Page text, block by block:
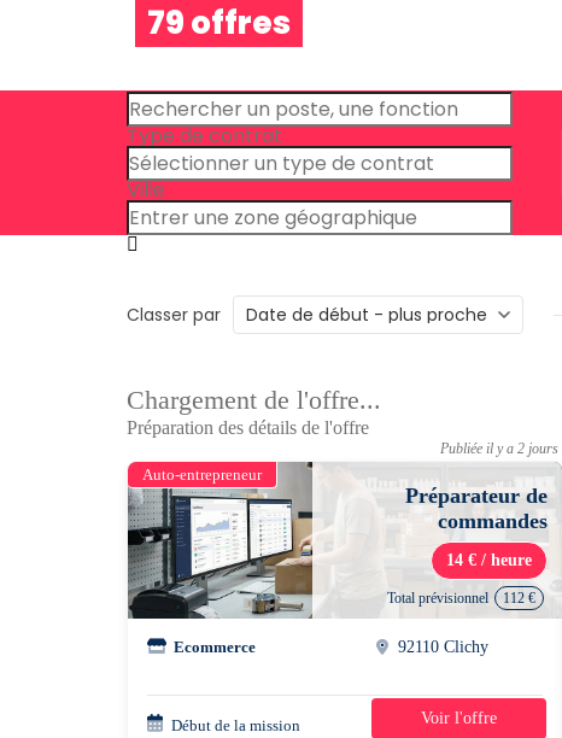
79 offres
Type de contrat
Ville
Classer par
Chargement de l'offre...
Préparation des détails de l'offre
Publiée il y a 2 jours
Auto-entrepreneur
Préparateur de
commandes
14 € / heure
Total prévisionnel 112 €
Ecommerce 92110 Clichy
Début de la mission
1 jour
Voir l'offre